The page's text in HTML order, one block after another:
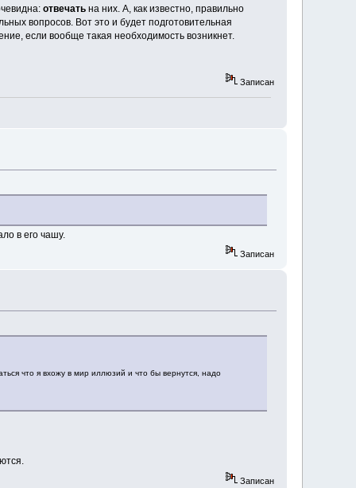
отвечатьна них. А, как известно, правильно
вопросов. Вот это и будет подготовительная
если вообще такая необходимость возникнет.
Записан
в его чашу.
Записан
что я вхожу в мир иллюзий и что бы вернутся, надо
Записан